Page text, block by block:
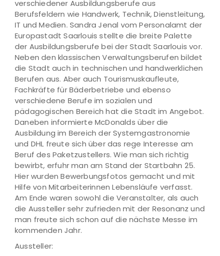
verschiedener Ausbildungsberufe aus
Berufsfeldern wie Handwerk, Technik, Dienstleitung,
IT und Medien. Sandra Jenal vom Personalamt der
Europastadt Saarlouis stellte die breite Palette
der Ausbildungsberufe bei der Stadt Saarlouis vor.
Neben den klassischen Verwaltungsberufen bildet
die Stadt auch in technischen und handwerklichen
Berufen aus. Aber auch Tourismuskaufleute,
Fachkräfte für Bäderbetriebe und ebenso
verschiedene Berufe im sozialen und
pädagogischen Bereich hat die Stadt im Angebot.
Daneben informierte McDonalds über die
Ausbildung im Bereich der Systemgastronomie
und DHL freute sich über das rege Interesse am
Beruf des Paketzustellers. Wie man sich richtig
bewirbt, erfuhr man am Stand der Startbahn 25.
Hier wurden Bewerbungsfotos gemacht und mit
Hilfe von Mitarbeiterinnen Lebensläufe verfasst.
Am Ende waren sowohl die Veranstalter, als auch
die Aussteller sehr zufrieden mit der Resonanz und
man freute sich schon auf die nächste Messe im
kommenden Jahr.
Aussteller: